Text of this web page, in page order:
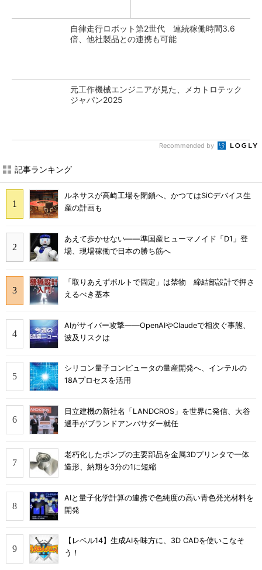
自律走行ロボット第2世代 連続稼働時間3.6
倍、他社製品との連携も可能
元工作機械エンジニアが見た、メカトロテック
ジャパン2025
Recommended by
記事ランキング
ルネサスが高崎工場を閉鎖へ、かつてはSiCデバイス生
産の計画も
あえて歩かせない――準国産ヒューマノイド「D1」登
場、現場稼働で日本の勝ち筋へ
「取りあえずボルトで固定」は禁物 締結部設計で押さ
えるべき基本
AIがサイバー攻撃――OpenAIやClaudeで相次ぐ事態、
波及リスクは
シリコン量子コンピュータの量産開発へ、インテルの
18Aプロセスを活用
日立建機の新社名「LANDCROS」を世界に発信、大谷
選手がブランドアンバサダー就任
老朽化したポンプの主要部品を金属3Dプリンタで一体
造形、納期を3分の1に短縮
AIと量子化学計算の連携で色純度の高い青色発光材料を
開発
【レベル14】生成AIを味方に、3D CADを使いこなそ
う！